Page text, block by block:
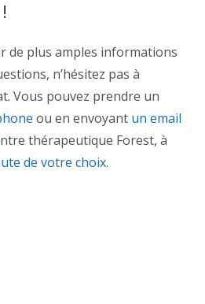
de plus amples informations
n’hésitez pas à
Vous pouvez prendre un
ou en envoyant un email
thérapeutique Forest, à
de votre choix.